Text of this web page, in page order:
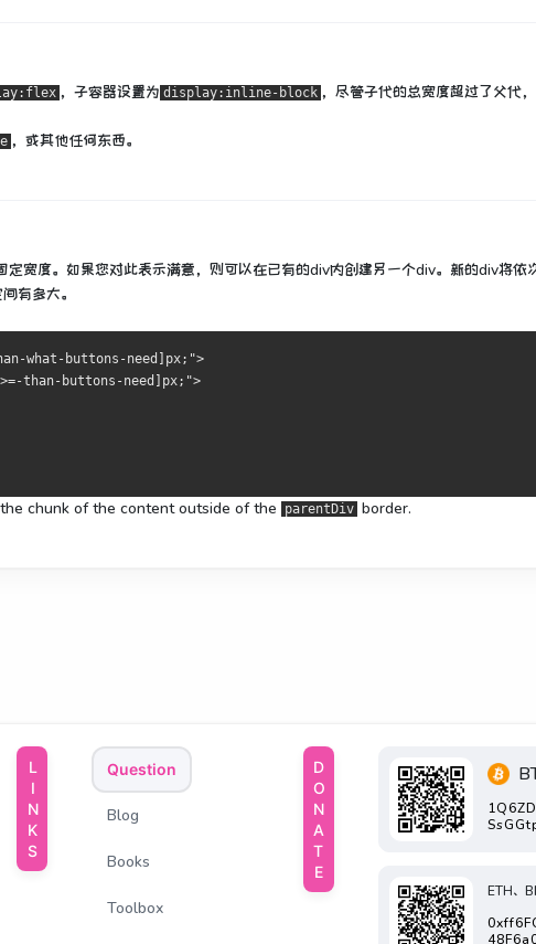
，子容器设置为 display:inline-block ，尽管子代的总宽度超过了父代
，或其他任何东西。
宽度。如果您对此表示满意，则可以在已有的div内创建另一个div。 新的div将依
有多大。
what-buttons-need]px;">
than-buttons-need]px;">
chunk of the content outside of the parentDiv border.
LINKS Question
Blog
Books
Toolbox
DONATE
ETH、